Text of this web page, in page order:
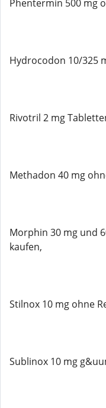
Phentermin 500 mg
Hydrocodon 10/325
Rivotril 2 mg
Methadon 40 mg
Morphin 30 mg und
kaufen,
Stilnox 10 mg ohne
Sublinox 10 mg